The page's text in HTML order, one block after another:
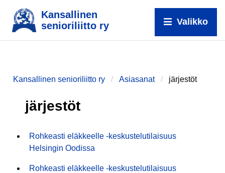
Kansallinen
senioriliitto ry
Valikko
Kansallinen senioriliitto ry Asiasanat järjestöt
järjestöt
Rohkeasti eläkkeelle -keskustelutilaisuus
Helsingin Oodissa
Rohkeasti eläkkeelle -keskustelutilaisuus